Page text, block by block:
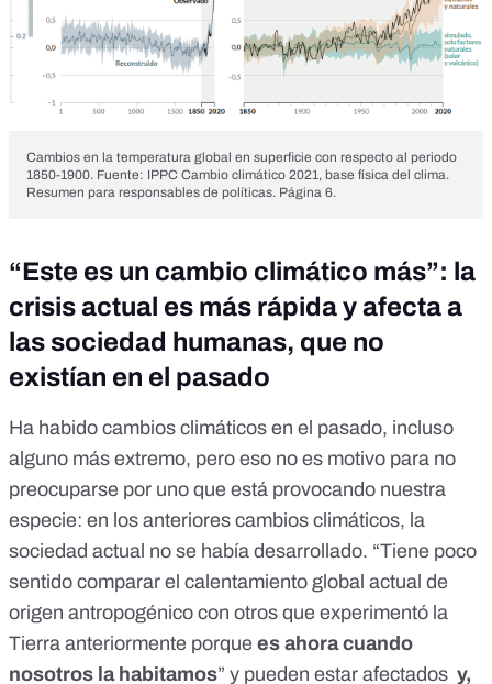
Cambios en la temperatura global en superficie con respecto al periodo
1850-1900. Fuente: IPPC Cambio climático 2021, base física del clima.
Resumen para responsables de políticas. Página 6.
“Este es un cambio climático más”: la
crisis actual es más rápida y afecta a
las sociedad humanas, que no
existían en el pasado
Ha habido cambios climáticos en el pasado, incluso
alguno más extremo, pero eso no es motivo para no
preocuparse por uno que está provocando nuestra
especie: en los anteriores cambios climáticos, la
sociedad actual no se había desarrollado. “Tiene poco
sentido comparar el calentamiento global actual de
origen antropogénico con otros que experimentó la
Tierra anteriormente porque es ahora cuando
nosotros la habitamos” y pueden estar afectados y,